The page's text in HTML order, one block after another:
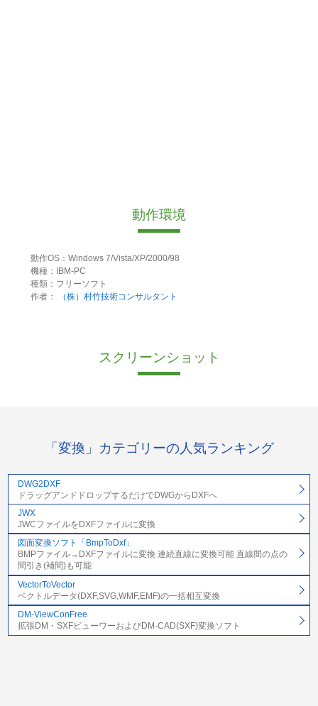
動作環境
動作OS：Windows 7/Vista/XP/2000/98
機種：IBM-PC
種類：フリーソフト
作者：
（株）村竹技術コンサルタント
スクリーンショット
「変換」カテゴリーの人気ランキング
DWG2DXF
ドラッグアンドドロップするだけでDWGからDXFへ
JWX
JWCファイルをDXFファイルに変換
図面変換ソフト「BmpToDxf」
BMPファイル→DXFファイルに変換 連続直線に変換可能 直線間の点の
間引き(補間)も可能
VectorToVector
ベクトルデータ(DXF,SVG,WMF,EMF)の一括相互変換
DM-ViewConFree
拡張DM・SXFビューワーおよびDM-CAD(SXF)変換ソフト